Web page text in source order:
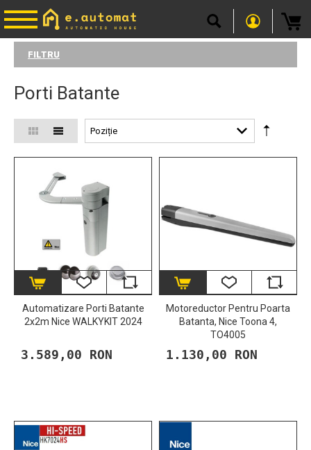
FILTRU
Porti Batante
Automatizare Porti Batante
2x2m Nice WALKYKIT 2024
3.589,00 RON
Motoreductor Pentru Poarta
Batanta, Nice Toona 4,
TO4005
1.130,00 RON